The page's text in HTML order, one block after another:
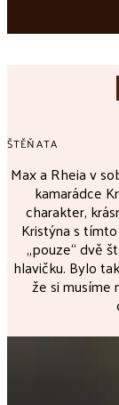
ŠTĚŇATA
Max a Rheia v
kamarádce
charakter,
Kristýna s
„pouze“ dvě
hlavičku. Bylo
že si musíme